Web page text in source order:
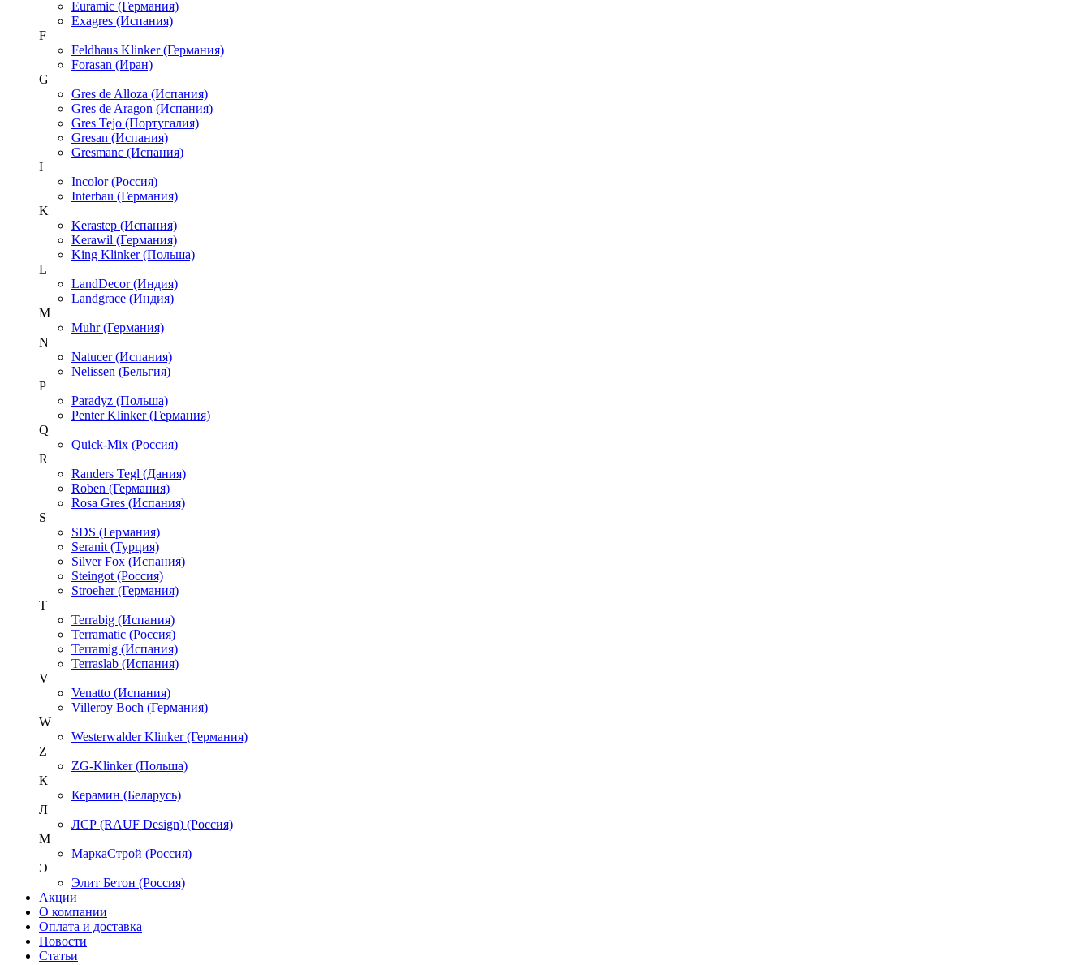
Euramic (Германия)
Exagres (Испания)
F
Feldhaus Klinker (Германия)
Forasan (Иран)
G
Gres de Alloza (Испания)
Gres de Aragon (Испания)
Gres Tejo (Португалия)
Gresan (Испания)
Gresmanc (Испания)
I
Incolor (Россия)
Interbau (Германия)
K
Kerastep (Испания)
Kerawil (Германия)
King Klinker (Польша)
L
LandDecor (Индия)
Landgrace (Индия)
M
Muhr (Германия)
N
Natucer (Испания)
Nelissen (Бельгия)
P
Paradyz (Польша)
Penter Klinker (Германия)
Q
Quick-Mix (Россия)
R
Randers Tegl (Дания)
Roben (Германия)
Rosa Gres (Испания)
S
SDS (Германия)
Seranit (Турция)
Silver Fox (Испания)
Steingot (Россия)
Stroeher (Германия)
T
Terrabig (Испания)
Terramatic (Россия)
Terramig (Испания)
Terraslab (Испания)
V
Venatto (Испания)
Villeroy Boch (Германия)
W
Westerwalder Klinker (Германия)
Z
ZG-Klinker (Польша)
К
Керамин (Беларусь)
Л
ЛСР (RAUF Design) (Россия)
М
МаркаСтрой (Россия)
Э
Элит Бетон (Россия)
Акции
О компании
Оплата и доставка
Новости
Статьи